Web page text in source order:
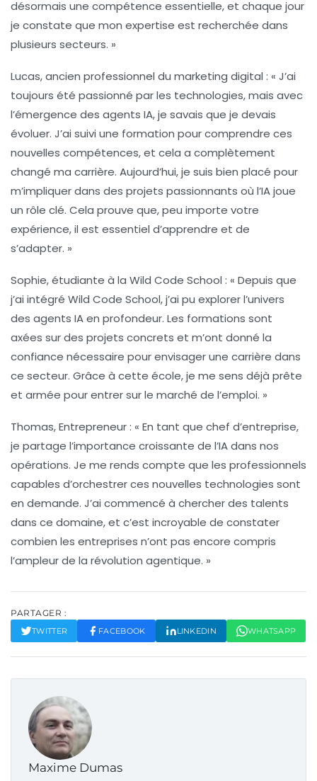
désormais une compétence essentielle, et chaque jour
je constate que mon expertise est recherchée dans
plusieurs secteurs. »
Lucas, ancien professionnel du marketing digital : « J’ai
toujours été passionné par les technologies, mais avec
l’émergence des agents IA, je savais que je devais
évoluer. J’ai suivi une formation pour comprendre ces
nouvelles compétences, et cela a complètement
changé ma carrière. Aujourd’hui, je suis bien placé pour
m’impliquer dans des projets passionnants où l’IA joue
un rôle clé. Cela prouve que, peu importe votre
expérience, il est essentiel d’apprendre et de
s’adapter. »
Sophie, étudiante à la Wild Code School : « Depuis que
j’ai intégré Wild Code School, j’ai pu explorer l’univers
des agents IA en profondeur. Les formations sont
axées sur des projets concrets et m’ont donné la
confiance nécessaire pour envisager une carrière dans
ce secteur. Grâce à cette école, je me sens déjà prête
et armée pour entrer sur le marché de l’emploi. »
Thomas, Entrepreneur : « En tant que chef d’entreprise,
je partage l’importance croissante de l’IA dans nos
opérations. Je me rends compte que les professionnels
capables d’orchestrer ces nouvelles technologies sont
en demande. J’ai commencé à chercher des talents
dans ce domaine, et c’est incroyable de constater
combien les entreprises n’ont pas encore compris
l’ampleur de la révolution agentique. »
PARTAGER :
TWITTER FACEBOOK LINKEDIN WHATSAPP
Maxime Dumas